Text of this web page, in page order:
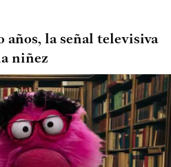
años, la señal televisiva
niñez